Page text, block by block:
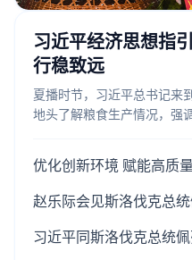
习近平经济思想指
行稳致远
夏播时节，习近平总书记来
地头了解粮食生产情况，强
赵乐际会见斯洛伐克总
习近平同斯洛伐克总统